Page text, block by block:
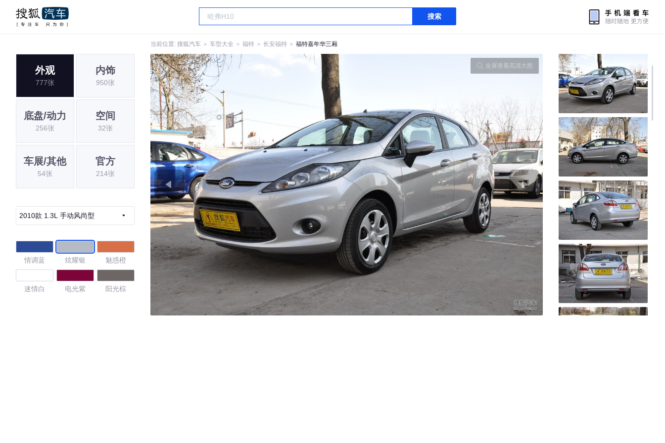
搜索
当前位置: 搜狐汽车 ＞ 车型大全 ＞ 福特 ＞ 长安福特 ＞ 福特嘉年华三厢
外观
777张
内饰
950张
底盘/动力
256张
空间
32张
车展/其他
54张
官方
214张
2010款 1.3L 手动风尚型
情调蓝 炫耀银 魅惑橙
迷情白 电光紫 阳光棕
全屏查看高清大图